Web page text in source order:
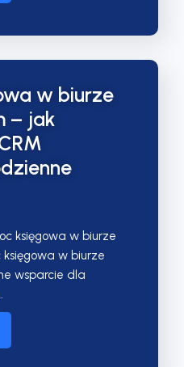
w biurze
– jak
księgowa w biurze
księgowa w biurze
wsparcie dla